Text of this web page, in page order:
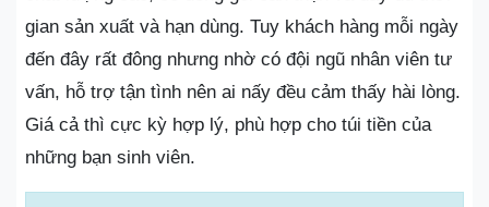
gian sản xuất và hạn dùng. Tuy khách hàng mỗi ngày
đến đây rất đông nhưng nhờ có đội ngũ nhân viên tư
vấn, hỗ trợ tận tình nên ai nấy đều cảm thấy hài lòng.
Giá cả thì cực kỳ hợp lý, phù hợp cho túi tiền của
những bạn sinh viên.